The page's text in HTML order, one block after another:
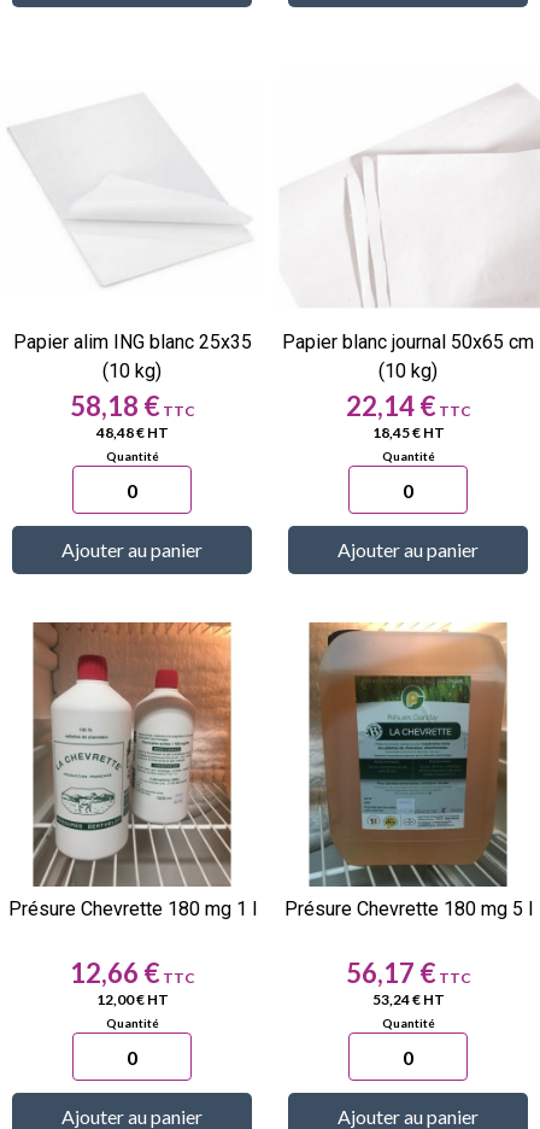
Papier alim ING blanc 25x35
(10 kg)
Prix
58,18 €
48,48 € HT
Ajouter au panier
Papier blanc journal 50x65 cm
(10 kg)
Prix
22,14 €
18,45 € HT
Ajouter au panier
Présure Chevrette 180 mg 1 l
Prix
12,66 €
12,00 € HT
Ajouter au panier
Présure Chevrette 180 mg 5 l
Prix
56,17 €
53,24 € HT
Ajouter au panier